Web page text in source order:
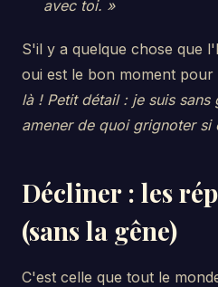
avec toi. »
S'il y a quelque chose que
oui est le bon moment pour
là ! Petit détail : je suis
amener de quoi grignoter si
Décliner : les
(sans la gêne)
C'est celle que tout le